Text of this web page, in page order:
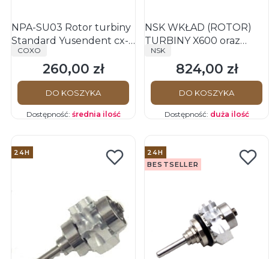
NPA-SU03 Rotor turbiny
Standard Yusendent cx-
207 SP, Coxo, Ruixin ,NSK
Pana Air Standard
PRODUCENT
COXO
Cena
260,00 zł
DO KOSZYKA
Dostępność: średnia ilość
NSK WKŁAD (ROTOR)
TURBINY X600 oraz
X600L- TIX-SU03 -
ORYGINAŁ NSK
PRODUCENT
NSK
Cena
824,00 zł
DO KOSZYKA
Dostępność: duża ilość
24H
24H
BESTSELLER